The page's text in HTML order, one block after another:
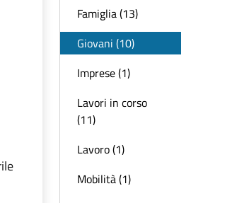
Famiglia (13)
Giovani (10)
Imprese (1)
Lavori in corso
(11)
Lavoro (1)
Mobilità (1)